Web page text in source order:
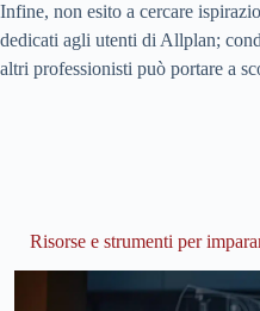
Infine, non esito a cercare
dedicati agli utenti di Allplan;
altri professionisti può portare a
Risorse e strumenti per